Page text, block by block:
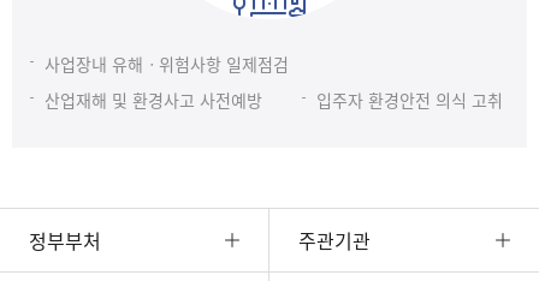
사업장내 유해ㆍ위험사항 일제점검
산업재해 및 환경사고 사전예방
입주자 환경안전 의식 고취
정부부처 주관기관